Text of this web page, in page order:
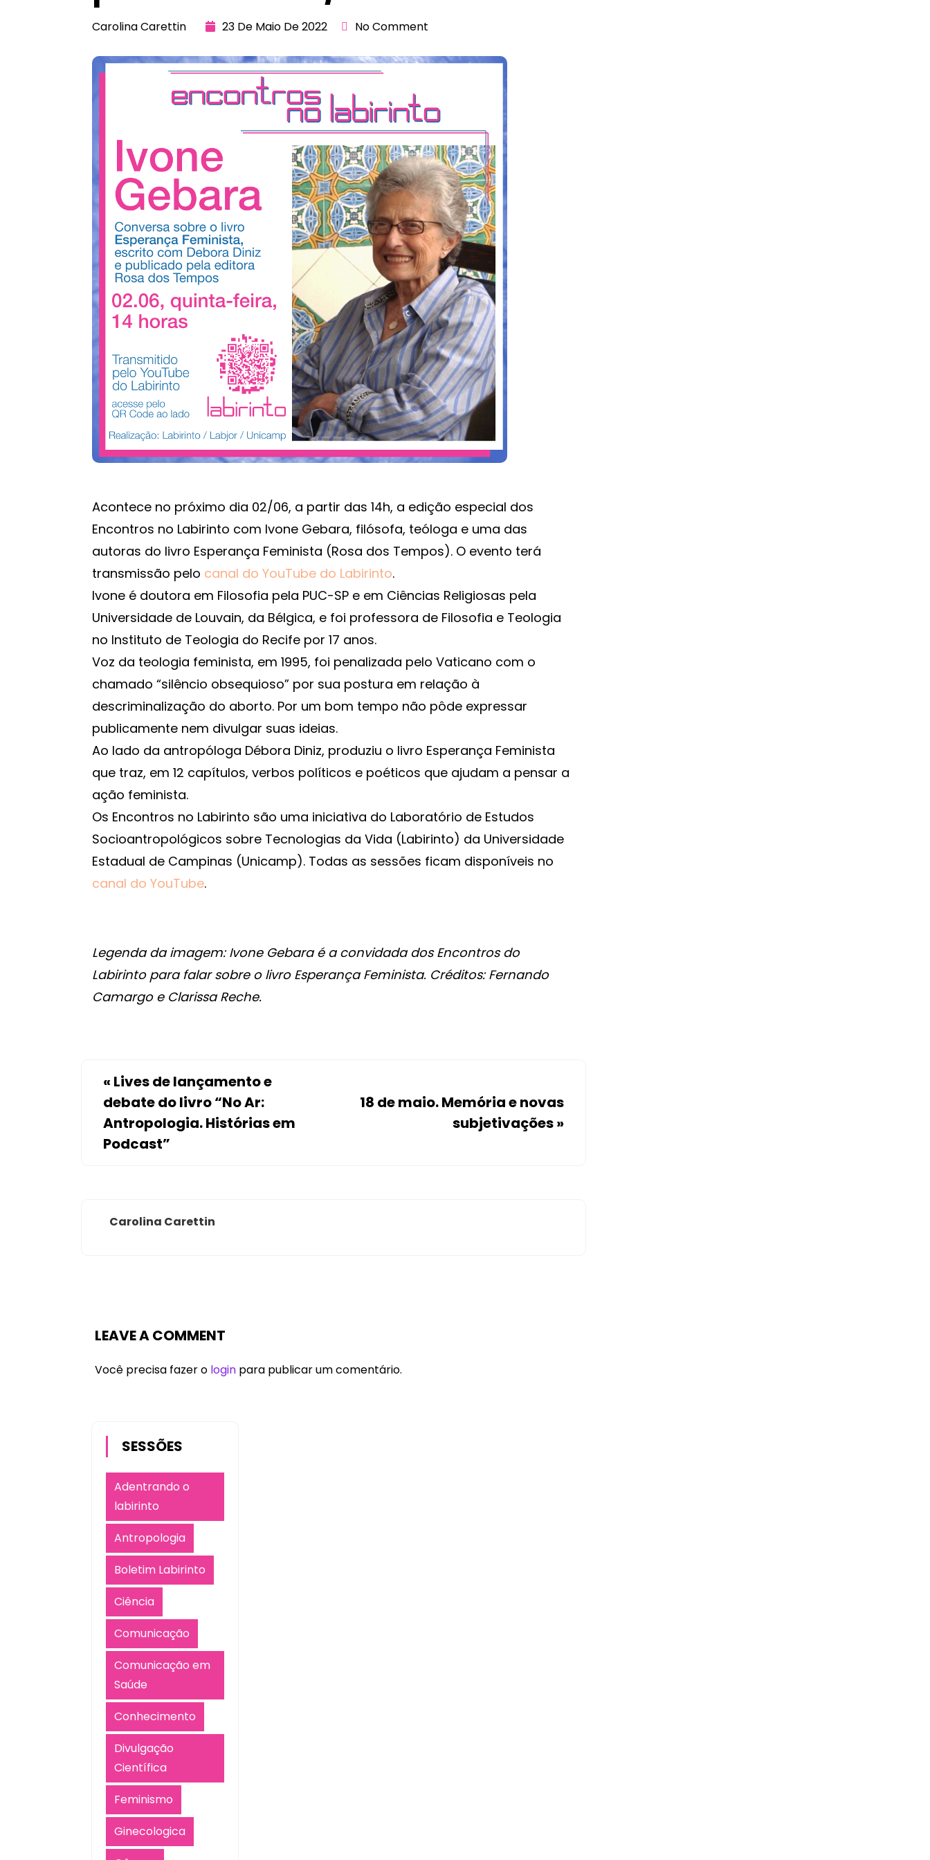
Carolina Carettin 23 De Maio De 2022 No Comment
Acontece no próximo dia 02/06, a partir das 14h, a edição especial dos
Encontros no Labirinto com Ivone Gebara, filósofa, teóloga e uma das
autoras do livro Esperança Feminista (Rosa dos Tempos). O evento terá
transmissão pelo canal do YouTube do Labirinto.
Ivone é doutora em Filosofia pela PUC-SP e em Ciências Religiosas pela
Universidade de Louvain, da Bélgica, e foi professora de Filosofia e Teologia
no Instituto de Teologia do Recife por 17 anos.
Voz da teologia feminista, em 1995, foi penalizada pelo Vaticano com o
chamado “silêncio obsequioso” por sua postura em relação à
descriminalização do aborto. Por um bom tempo não pôde expressar
publicamente nem divulgar suas ideias.
Ao lado da antropóloga Débora Diniz, produziu o livro Esperança Feminista
que traz, em 12 capítulos, verbos políticos e poéticos que ajudam a pensar a
ação feminista.
Os Encontros no Labirinto são uma iniciativa do Laboratório de Estudos
Socioantropológicos sobre Tecnologias da Vida (Labirinto) da Universidade
Estadual de Campinas (Unicamp). Todas as sessões ficam disponíveis no
canal do YouTube.
Legenda da imagem: Ivone Gebara é a convidada dos Encontros do
Labirinto para falar sobre o livro Esperança Feminista. Créditos: Fernando
Camargo e Clarissa Reche.
« Lives de lançamento e
debate do livro “No Ar:
Antropologia. Histórias em
Podcast”
18 de maio. Memória e novas
subjetivações»
Carolina Carettin
LEAVE A COMMENT
Você precisa fazer o login para publicar um comentário.
SESSÕES
Adentrando o
labirinto
Antropologia
Boletim Labirinto
Ciência
Comunicação
Comunicação em
Saúde
Conhecimento
Divulgação
Científica
Feminismo
Ginecologica